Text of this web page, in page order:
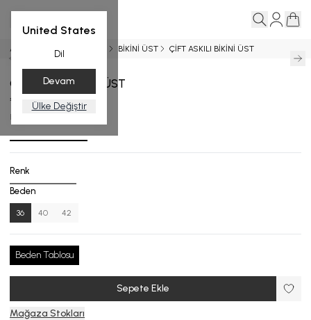
United States
Dil
Devam
Ülke Değiştir
Ana Sayfa MİX&MATCH BİKİNİ ÜST ÇİFT ASKILI BİKİNİ ÜST
ÇİFT ASKILI BİKİNİ ÜST
₺ 3,699.00
BU.4751-25_668_36
Renk
Beden
36 40 42
Beden Tablosu
Sepete Ekle
Mağaza Stokları